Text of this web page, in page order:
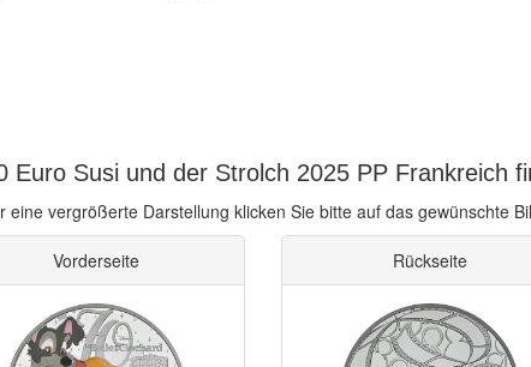
Susi und der Strolch 2025 PP Frankreich
eine vergrößerte Darstellung klicken Sie bitte auf das gewünschte
Vorderseite Rückseite